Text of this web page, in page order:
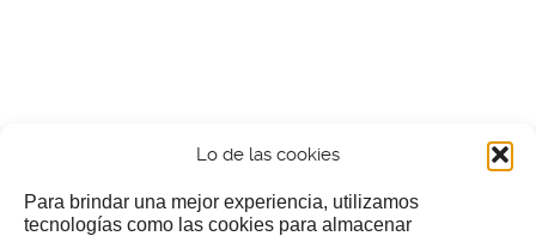
Lo de las cookies
Para brindar una mejor experiencia, utilizamos
tecnologías como las cookies para almacenar